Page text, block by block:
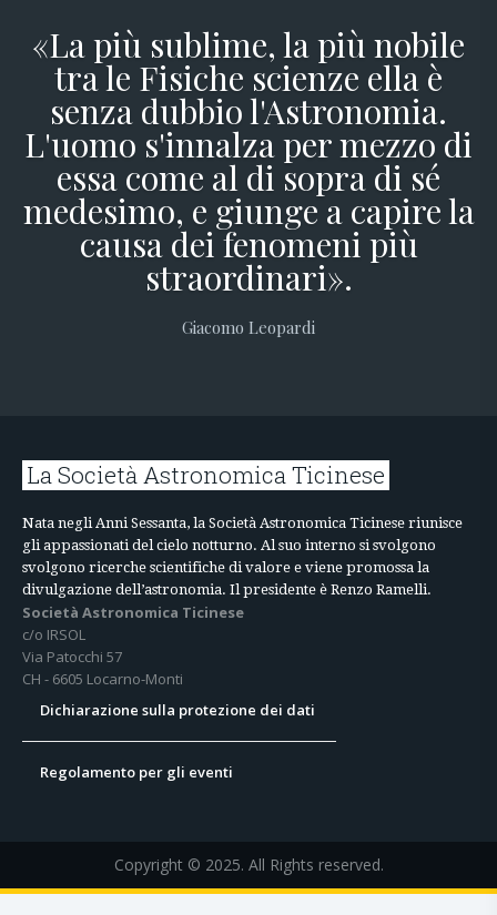
«La più sublime, la più nobile
tra le Fisiche scienze ella è
senza dubbio l'Astronomia.
L'uomo s'innalza per mezzo di
essa come al di sopra di sé
medesimo, e giunge a capire la
causa dei fenomeni più
straordinari».
Giacomo Leopardi
La Società Astronomica Ticinese
Nata negli Anni Sessanta, la Società Astronomica Ticinese riunisce
gli appassionati del cielo notturno. Al suo interno si svolgono
svolgono ricerche scientifiche di valore e viene promossa la
divulgazione dell’astronomia. Il presidente è Renzo Ramelli.
Società Astronomica Ticinese
c/o IRSOL
Via Patocchi 57
CH - 6605 Locarno-Monti
Dichiarazione sulla protezione dei dati
Regolamento per gli eventi
Copyright © 2025. All Rights reserved.